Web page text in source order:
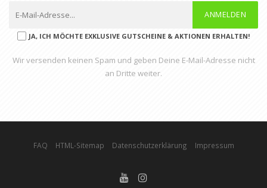
ANMELDEN
JA, ICH MÖCHTE EXKLUSIVE GUTSCHEINE & AKTIONEN ERHALTEN!
Wir versenden keinen Spam und geben Deine E-Mail-Adresse nicht
an Dritte weiter.
FAQ HTML-Sitemap Datenschutzerklärung Impressum